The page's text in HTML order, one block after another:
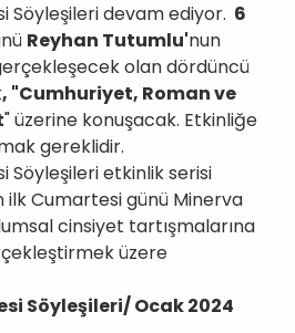
Söyleşileri devam ediyor. 6
Reyhan Tutumlu'nun
olan dördüncü
, "Cumhuriyet, Roman ve
" üzerine konuşacak. Etkinliğe
gereklidir.
Söyleşileri etkinlik serisi
ilk Cumartesi günü Minerva
cinsiyet tartışmalarına
üzere
Söyleşileri/ Ocak 2024